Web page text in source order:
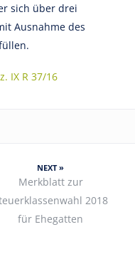
sich über drei
Ausnahme des
IX R 37/16
NEXT »
Merkblatt zur
2018
für Ehegatten